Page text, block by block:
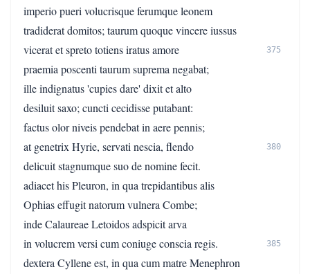
imperio pueri volucrisque ferumque leonem
tradiderat domitos; taurum quoque vincere iussus
vicerat et spreto totiens iratus amore
375
praemia poscenti taurum suprema negabat;
ille indignatus 'cupies dare' dixit et alto
desiluit saxo; cuncti cecidisse putabant:
factus olor niveis pendebat in aere pennis;
at genetrix Hyrie, servati nescia, flendo
380
delicuit stagnumque suo de nomine fecit.
adiacet his Pleuron, in qua trepidantibus alis
Ophias effugit natorum vulnera Combe;
inde Calaureae Letoidos adspicit arva
in volucrem versi cum coniuge conscia regis.
385
dextera Cyllene est, in qua cum matre Menephron